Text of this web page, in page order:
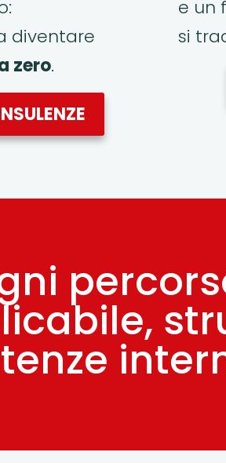
diventare
zero.
e un
si